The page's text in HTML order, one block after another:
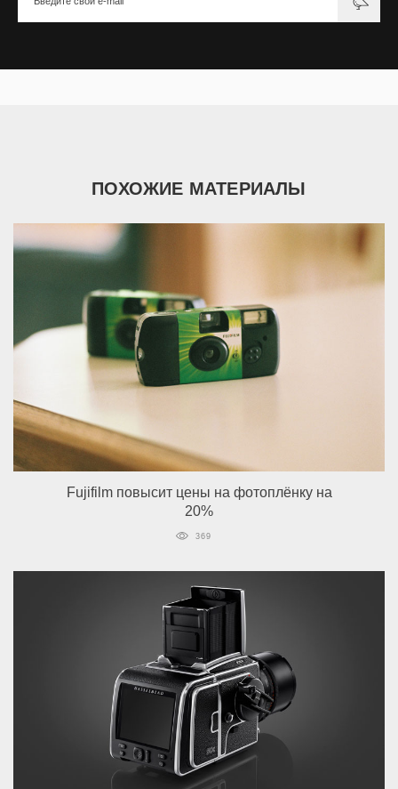
ПОХОЖИЕ МАТЕРИАЛЫ
Fujifilm повысит цены на фотоплёнку на
20%
369